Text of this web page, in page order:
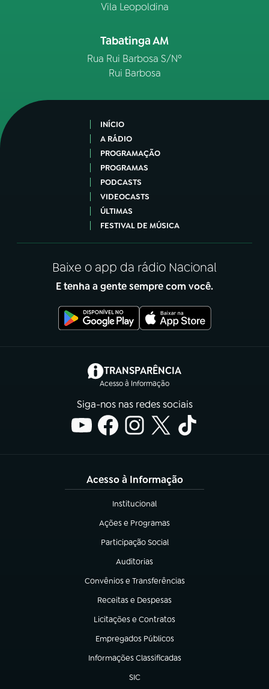
Vila Leopoldina
Tabatinga AM
Rua Rui Barbosa S/Nº
Rui Barbosa
INÍCIO
A RÁDIO
PROGRAMAÇÃO
PROGRAMAS
PODCASTS
VIDEOCASTS
ÚLTIMAS
FESTIVAL DE MÚSICA
Baixe o app da rádio Nacional
E tenha a gente sempre com você.
TRANSPARÊNCIA
Acesso à Informação
(abre em nova aba)
Siga-nos nas redes sociais
Acesso à Informação
Institucional
(abre em nova aba)
Ações e Programas
(abre em nova aba)
Participação Social
(abre em nova aba)
Auditorias
(abre em nova aba)
Convênios e Transferências
(abre em nova aba)
Receitas e Despesas
(abre em nova aba)
Licitações e Contratos
(abre em nova aba)
Empregados Públicos
(abre em nova aba)
Informações Classificadas
(abre em nova aba)
SIC
(abre em nova aba)